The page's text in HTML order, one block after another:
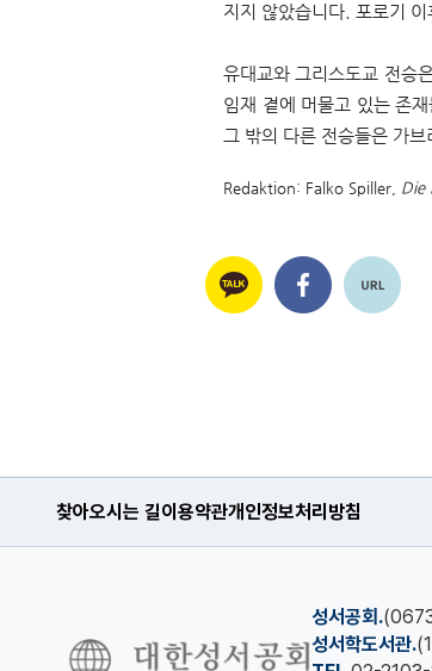
지지 않았습니다. 포로기
유대교와 그리스도교 전승
임재 곁에 머물고 있는 존
그 밖의 다른 전승들은 가
Redaktion: Falko Spiller, Die
찾아오시는 길이용약관개인정보처리방침
성서공회.
성서학도서관.